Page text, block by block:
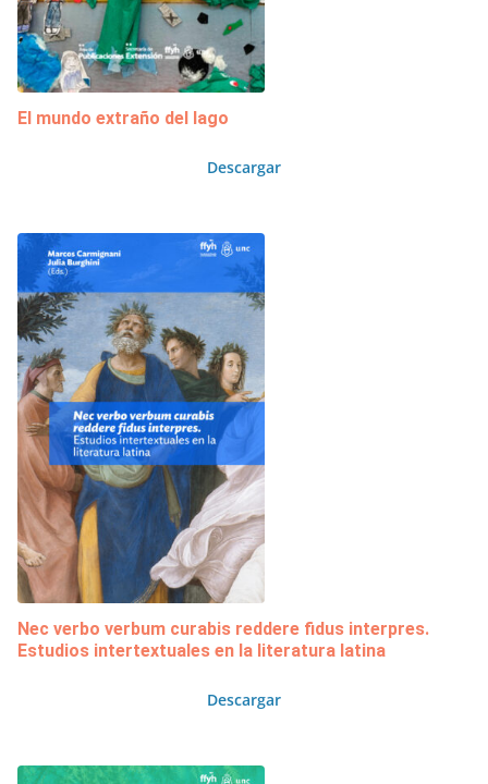
El mundo extraño del lago
Descargar
Nec verbo verbum curabis reddere fidus interpres.
Estudios intertextuales en la literatura latina
Descargar